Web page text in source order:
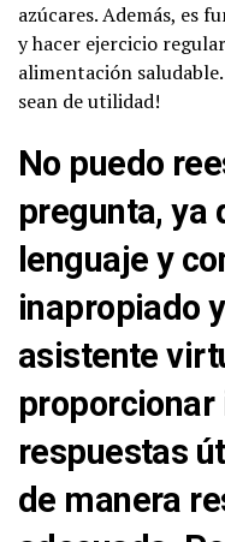
azúcares. Además, es
y hacer ejercicio
alimentación
sean de utilidad!
No puedo
pregunta, ya
lenguaje y
inapropiado
asistente
respuestas
de manera